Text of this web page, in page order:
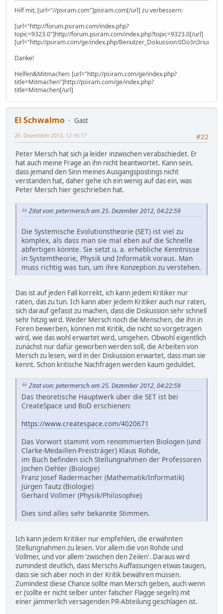
Hilf mit, [url="//psiram.com"]psiram.com[/url] zu verbessern:
[url="http://forum.psiram.com/index.php?
topic=9323.0"]http://forum.psiram.com/index.php?topic=9323.0[/url]
[url="http://psiram.com/ge/index.php/
Danke!
Helfen&Mitmachen: [url="http://psiram.com/ge/index.php?
title=Mitmachen"]http://psiram.com/ge/index.php?
title=Mitmachen[/url]
El Schwalmo
Gast
#22
26. Dezember 2012, 12:16:17
Peter Mersch hat sich ja leider inzwischen verabschiedet. Er
hat auch meine Frage an ihn nicht beantwortet. Kann sein,
dass jemand den Sinn meines Ausgangspostings nicht
verstanden hat, daher gehe ich ein wenig auf das ein, was
Peter Mersch hier geschrieben hat.
Zitat von: petermersch am 25. Dezember 2012, 04:22:59
Die Systemische Evolutionstheorie (SET) ist viel zu
komplex, als dass man sie mal eben auf die Schnelle
abfertigen könnte. Sie setzt u. a. erhebliche Kenntnisse
in Systemtheorie, Physik und Informatik voraus. Man
muss richtig was tun, um ihre Konzeption zu verstehen.
Das ist auf jeden Fall korrekt, ich kann jedem Kritiker nur
raten, das zu tun. Ich kann aber jedem Kritiker auch nur raten,
sich darauf gefasst zu machen, dass die Diskussion sehr schnell
sehr hitzig wird. Weder Mersch noch die Menschen, die ihn in
Foren bewerben, können mit Kritik, die nicht so vorgetragen
wird, wie das wohl erwartet wird, umgehen. Obwohl eigentlich
zunächst nur dafür geworben werden soll, die Arbeiten von
Mersch zu lesen, wird in der Diskussion erwartet, dass man sie
kennt. Schon kritische Nachfragen werden kaum geduldet.
Zitat von: petermersch am 25. Dezember 2012, 04:22:59
Das theoretische Hauptwerk über die SET ist bei
CreateSpace und BoD erschienen:
https://www.createspace.com/4020671
Das Vorwort stammt vom renommierten Biologen (und
Clarke-Medaillen-Preisträger) Klaus Rohde,
im Buch befinden sich Stellungnahmen der Professoren
Jochen Oehler (Biologie)
Franz Josef Radermacher (Mathematik/Informatik)
Jürgen Tautz (Biologie)
Gerhard Vollmer (Physik/Philosophie)
Dies sind alles sehr bekannte Stimmen.
Ich kann jedem Kritiker nur empfehlen, die erwähnten
Stellungnahmen zu lesen. Vor allem die von Rohde und
Vollmer, und vor allem 'zwischen den Zeilen'. Daraus wird
zumindest deutlich, dass Merschs Auffassungen etwas taugen,
dass sie sich aber noch in der Kritik bewähren müssen.
Zumindest diese Chance sollte man Mersch geben, auch wenn
er (sollte er nicht selber unter falscher Flagge segeln) mit
einer jämmerlich versagenden PR-Abteilung geschlagen ist.